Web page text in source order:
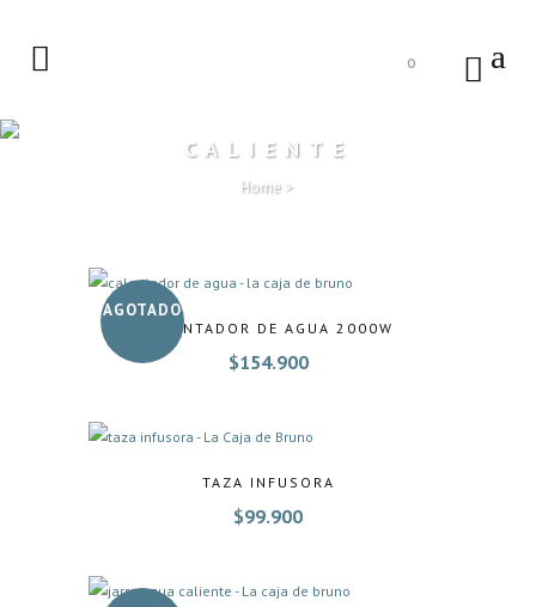
0
CALIENTE
Home>
AGOTADO
CALENTADOR DE AGUA 2000W
$154.900
TAZA INFUSORA
$99.900